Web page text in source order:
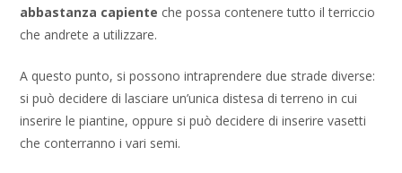
abbastanza capiente che possa contenere tutto il terriccio
che andrete a utilizzare.
A questo punto, si possono intraprendere due strade diverse:
si può decidere di lasciare un’unica distesa di terreno in cui
inserire le piantine, oppure si può decidere di inserire vasetti
che conterranno i vari semi.